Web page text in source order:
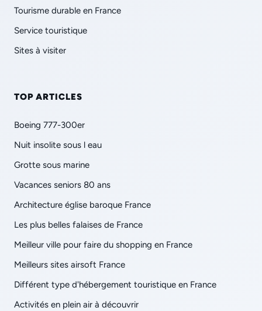
Tourisme durable en France
Service touristique
Sites à visiter
TOP ARTICLES
Boeing 777-300er
Nuit insolite sous l eau
Grotte sous marine
Vacances seniors 80 ans
Architecture église baroque France
Les plus belles falaises de France
Meilleur ville pour faire du shopping en France
Meilleurs sites airsoft France
Différent type d'hébergement touristique en France
Activités en plein air à découvrir